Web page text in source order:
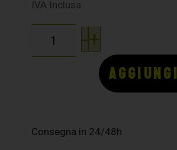
IVA Inclusa
-+
AGGIUNGI
Consegna in 24/48h